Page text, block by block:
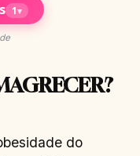
1▾
do